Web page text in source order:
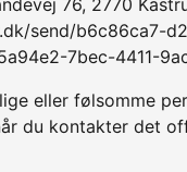
76, 2770
send/b6c86ca7-
7bec-4411-
eller følsomme
du kontakter det